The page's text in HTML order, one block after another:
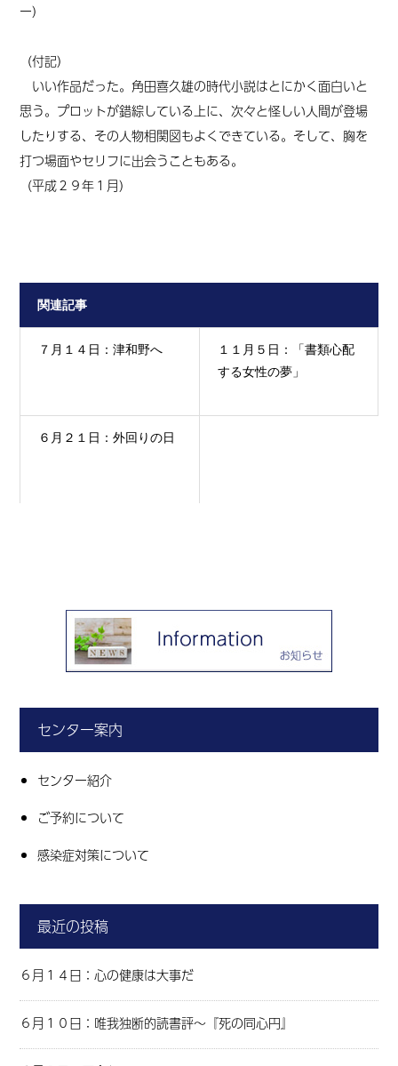
ー）
（付記）
いい作品だった。角田喜久雄の時代小説はとにかく面白いと
思う。プロットが錯綜している上に、次々と怪しい人間が登場
したりする、その人物相関図もよくできている。そして、胸を
打つ場面やセリフに出会うこともある。
（平成２９年１月）
関連記事
７月１４日：津和野へ
１１月５日：「書類心配
する女性の夢」
６月２１日：外回りの日
センター案内
センター紹介
ご予約について
感染症対策について
最近の投稿
６月１４日：心の健康は大事だ
６月１０日：唯我独断的読書評～『死の同心円』